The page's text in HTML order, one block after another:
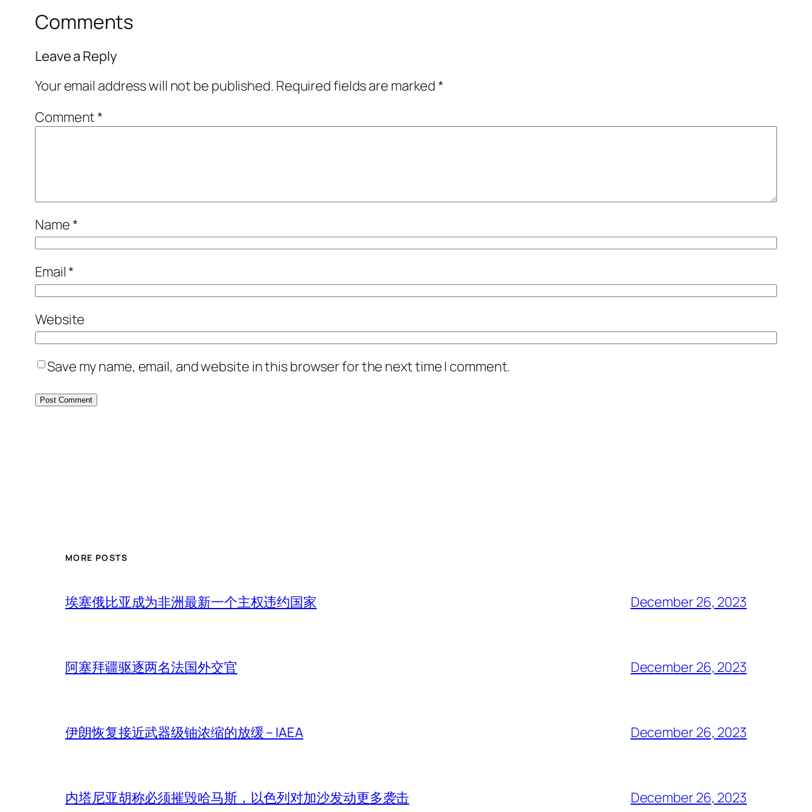
Comments
Leave a Reply
Your email address will not be published. Required fields are marked*
Comment*
Name*
Email*
Website
Save my name, email, and website in this browser for the next time I comment.
MORE POSTS
埃塞俄比亚成为非洲最新一个主权违约国家 December 26, 2023
阿塞拜疆驱逐两名法国外交官 December 26, 2023
伊朗恢复接近武器级铀浓缩的放缓 – IAEA December 26, 2023
内塔尼亚胡称必须摧毁哈马斯，以色列对加沙发动更多袭击 December 26, 2023